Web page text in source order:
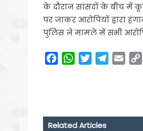
के दौरान सांसदों के बीच में
पर जाकर आरोपियों द्वारा
पुलिस ने मामले में सभी
o
W
A
e
Related Articles